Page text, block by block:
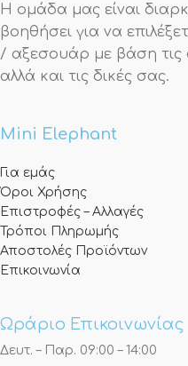
Η ομάδα μας είναι
βοηθήσει για να
/ αξεσουάρ με βάση τις
αλλά και τις δικές σας.
Mini Elephant
Για εμάς
Όροι Χρήσης
Επιστροφές – Αλλαγές
Τρόποι Πληρωμής
Αποστολές Προϊόντων
Επικοινωνία
Ωράριο Επικοινωνίας
Δευτ. – Παρ. 09:00 – 14:00